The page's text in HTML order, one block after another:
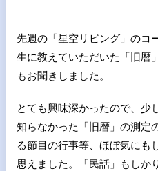
先週の「星空リビング」のコ
生に教えていただいた「旧暦
もお聞きしました。
とても興味深かったので、少
知らなかった「旧暦」の測定
る節目の行事等、ほぼ気にも
思えました。「民話」もしか